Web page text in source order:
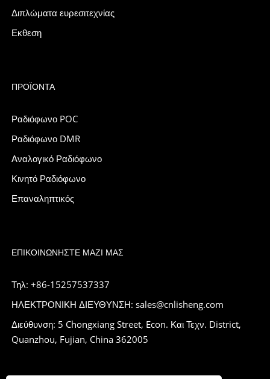
Διπλώματα ευρεσιτεχνίας
Εκθεση
ΠΡΟΪΌΝΤΑ
Ραδιόφωνο POC
Ραδιόφωνο DMR
Αναλογικό Ραδιόφωνο
Κινητό Ραδιόφωνο
Επαναληπτικός
ΕΠΙΚΟΙΝΩΝΉΣΤΕ ΜΑΖΊ ΜΑΣ
Τηλ: +86-15257537337
ΗΛΕΚΤΡΟΝΙΚΗ ΔΙΕΥΘΥΝΣΗ: sales@cnlisheng.com
Διεύθυνση: 5 Chongxiang Street, Econ. Και Τεχν. District,
Quanzhou, Fujian, China 362005